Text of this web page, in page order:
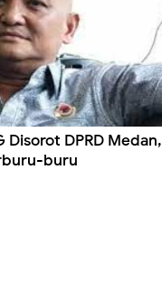
Disorot DPRD Medan,
buru